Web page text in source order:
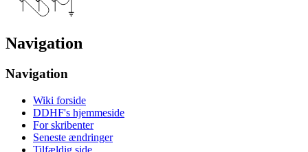
Navigation
Navigation
Wiki forside
DDHF's hjemmeside
For skribenter
Seneste ændringer
Tilfældig side